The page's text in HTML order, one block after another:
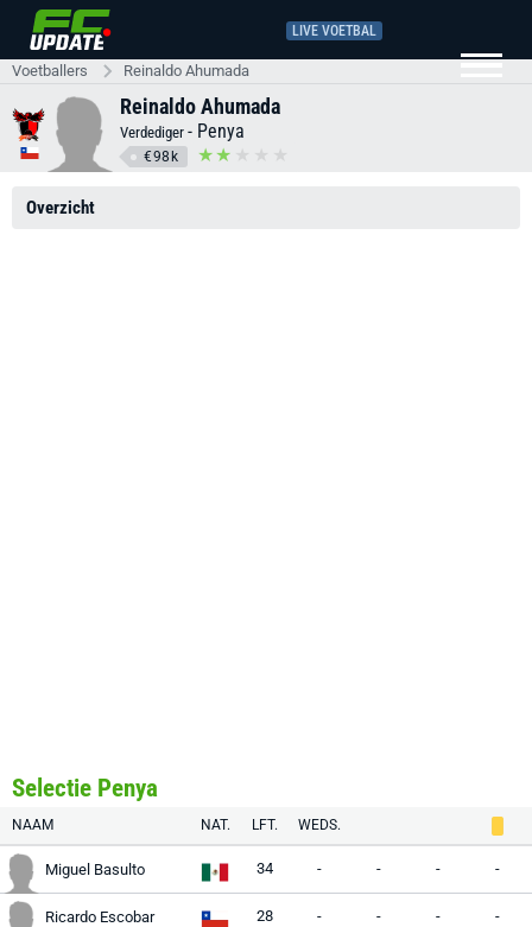
LIVE VOETBAL
Voetballers Reinaldo Ahumada
Reinaldo Ahumada
Verdediger - Penya
€98k
Overzicht
Selectie Penya
NAAM NAT. LFT. WEDS.
Miguel Basulto 34 - - - -
Ricardo Escobar 28 - - - -